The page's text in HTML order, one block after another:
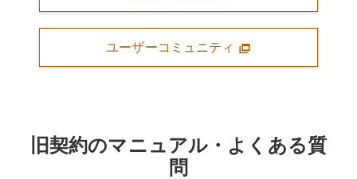
ユーザーコミュニティ
旧契約のマニュアル・よくある質
問